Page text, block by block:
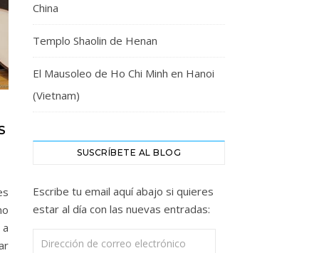
China
Templo Shaolin de Henan
El Mausoleo de Ho Chi Minh en Hanoi
(Vietnam)
SUSCRÍBETE AL BLOG
Escribe tu email aquí abajo si quieres
estar al día con las nuevas entradas:
Dirección de correo electrónico